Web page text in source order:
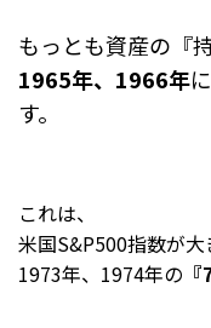
もっとも資産の『
1965年、1966年
す。
これは、
米国S&P500指数が大
1973年、1974年の